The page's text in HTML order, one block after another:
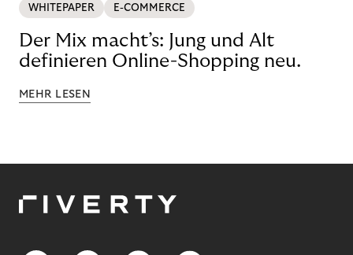
WHITEPAPER E-COMMERCE
Der Mix macht’s: Jung und Alt
definieren Online-Shopping neu.
MEHR LESEN